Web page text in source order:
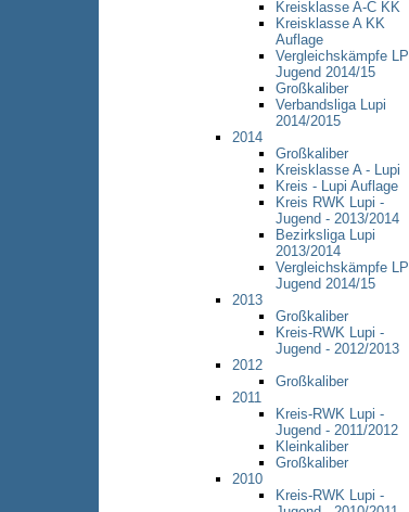
Kreisklasse A-C KK
Kreisklasse A KK
Auflage
Vergleichskämpfe LP
Jugend 2014/15
Großkaliber
Verbandsliga Lupi
2014/2015
2014
Großkaliber
Kreisklasse A - Lupi
Kreis - Lupi Auflage
Kreis RWK Lupi -
Jugend - 2013/2014
Bezirksliga Lupi
2013/2014
Vergleichskämpfe LP
Jugend 2014/15
2013
Großkaliber
Kreis-RWK Lupi -
Jugend - 2012/2013
2012
Großkaliber
2011
Kreis-RWK Lupi -
Jugend - 2011/2012
Kleinkaliber
Großkaliber
2010
Kreis-RWK Lupi -